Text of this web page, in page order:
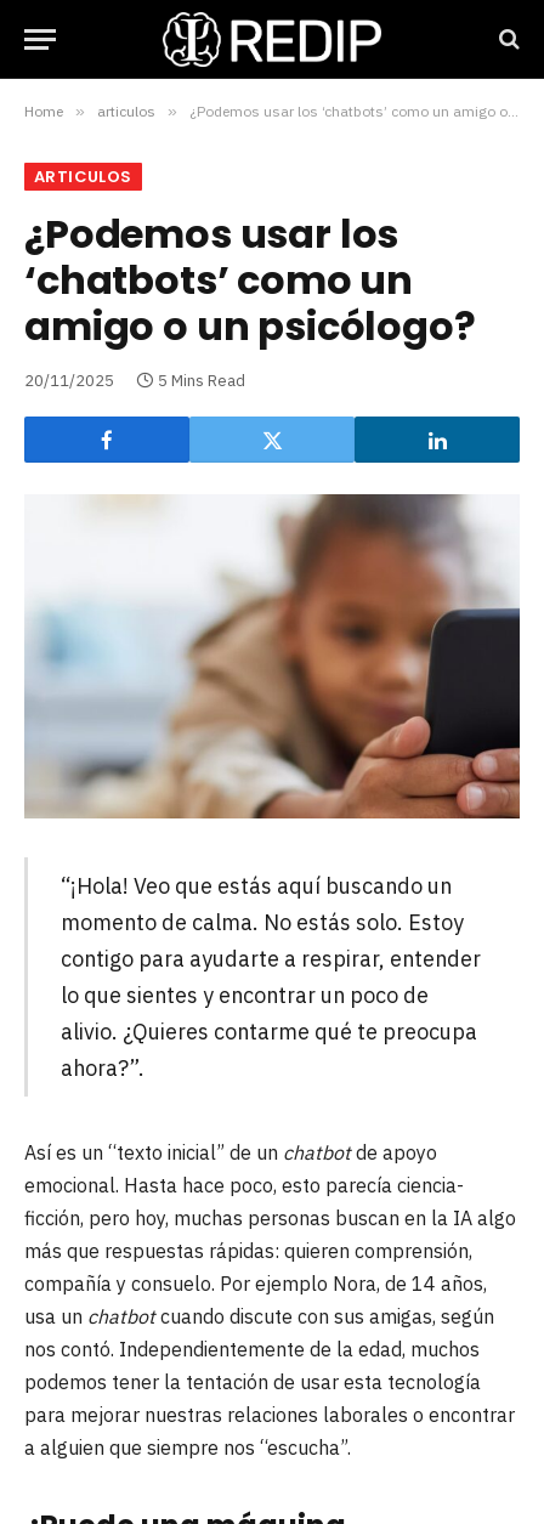
Home » articulos » ¿Podemos usar los ‘chatbots’ como un amigo o un psicólogo?
ARTICULOS
¿Podemos usar los
‘chatbots’ como un
amigo o un psicólogo?
20/11/2025 5 Mins Read
“¡Hola! Veo que estás aquí buscando un
momento de calma. No estás solo. Estoy
contigo para ayudarte a respirar, entender
lo que sientes y encontrar un poco de
alivio. ¿Quieres contarme qué te preocupa
ahora?”.
Así es un “texto inicial” de un chatbotde apoyo
emocional. Hasta hace poco, esto parecía ciencia-
ficción, pero hoy, muchas personas buscan en la IA algo
más que respuestas rápidas: quieren comprensión,
compañía y consuelo. Por ejemplo Nora, de 14 años,
usa un chatbotcuando discute con sus amigas, según
nos contó. Independientemente de la edad, muchos
podemos tener la tentación de usar esta tecnología
para mejorar nuestras relaciones laborales o encontrar
a alguien que siempre nos “escucha”.